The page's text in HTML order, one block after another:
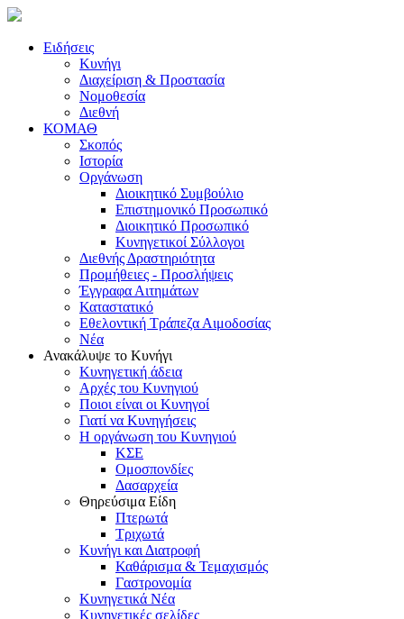
Ειδήσεις
Κυνήγι
Διαχείριση & Προστασία
Νομοθεσία
Διεθνή
ΚΟΜΑΘ
Σκοπός
Ιστορία
Οργάνωση
Διοικητικό Συμβούλιο
Επιστημονικό Προσωπικό
Διοικητικό Προσωπικό
Κυνηγετικοί Σύλλογοι
Διεθνής Δραστηριότητα
Προμήθειες - Προσλήψεις
Έγγραφα Αιτημάτων
Καταστατικό
Εθελοντική Τράπεζα Αιμοδοσίας
Νέα
Ανακάλυψε το Κυνήγι
Κυνηγετική άδεια
Αρχές του Κυνηγιού
Ποιοι είναι οι Κυνηγοί
Γιατί να Κυνηγήσεις
Η οργάνωση του Κυνηγιού
ΚΣΕ
Ομοσπονδίες
Δασαρχεία
Θηρεύσιμα Είδη
Πτερωτά
Τριχωτά
Κυνήγι και Διατροφή
Καθάρισμα & Τεμαχισμός
Γαστρονομία
Κυνηγετικά Νέα
Κυνηγετικές σελίδες